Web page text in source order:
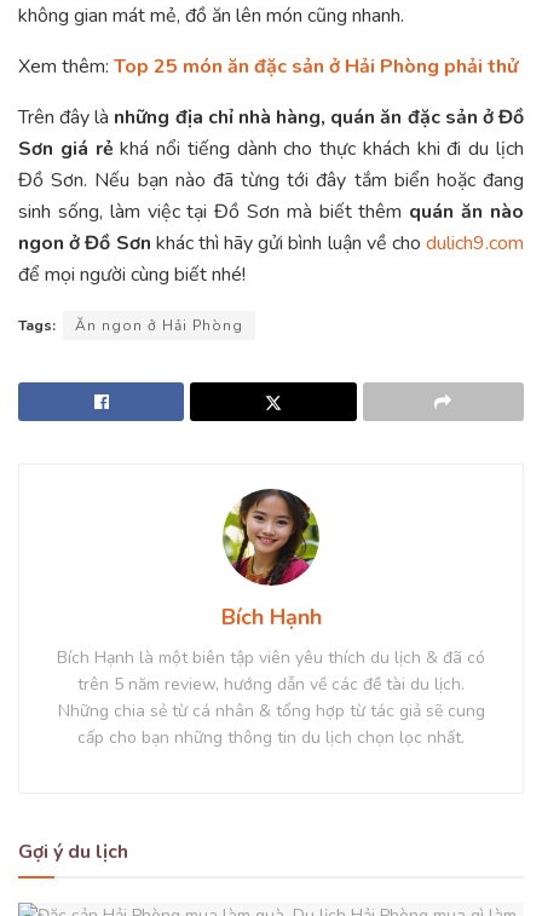
không gian mát mẻ, đồ ăn lên món cũng nhanh.
Xem thêm: Top 25 món ăn đặc sản ở Hải Phòng phải thử
Trên đây là những địa chỉ nhà hàng, quán ăn đặc sản ở Đồ
Sơn giá rẻ khá nổi tiếng dành cho thực khách khi đi du lịch
Đồ Sơn. Nếu bạn nào đã từng tới đây tắm biển hoặc đang
sinh sống, làm việc tại Đồ Sơn mà biết thêm quán ăn nào
ngon ở Đồ Sơn khác thì hãy gửi bình luận về cho dulich9.com
để mọi người cùng biết nhé!
Tags: Ăn ngon ở Hải Phòng
Bích Hạnh
Bích Hạnh là một biên tập viên yêu thích du lịch & đã có
trên 5 năm review, hướng dẫn về các đề tài du lịch.
Những chia sẻ từ cá nhân & tổng hợp từ tác giả sẽ cung
cấp cho bạn những thông tin du lịch chọn lọc nhất.
Gợi ý du lịch